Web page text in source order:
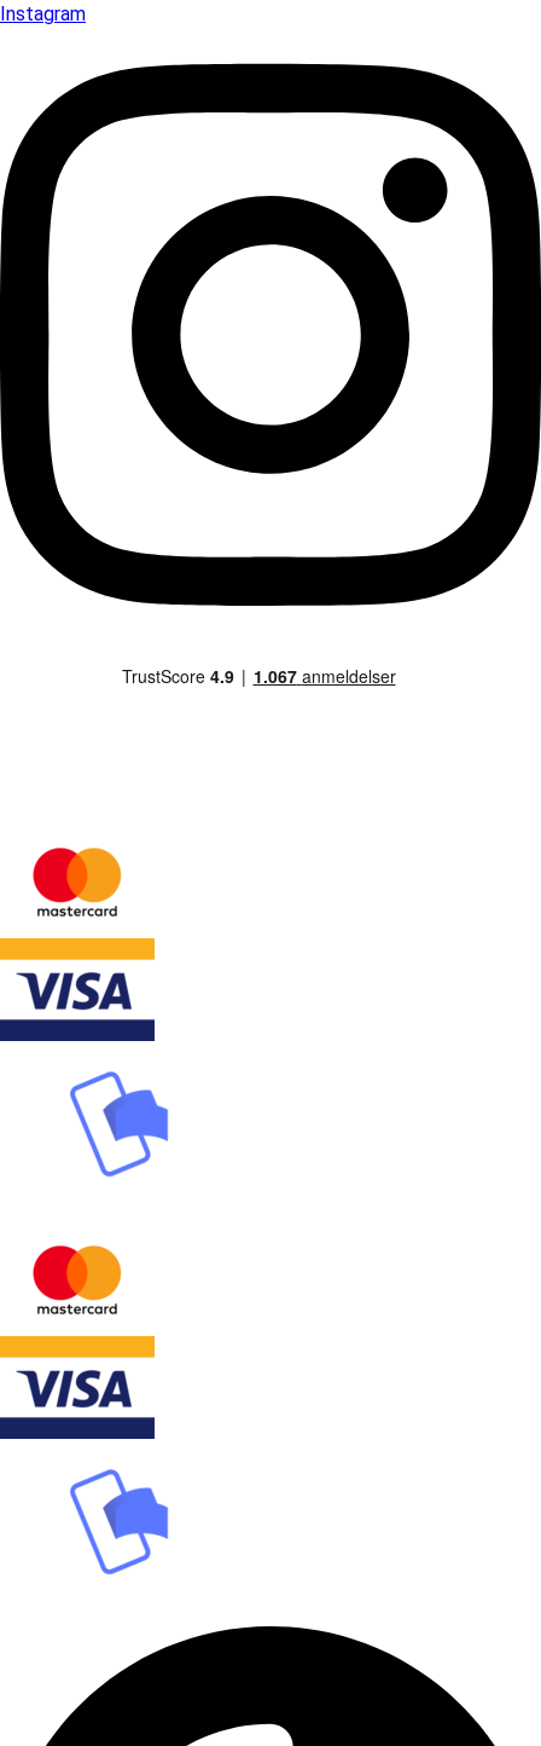
Instagram